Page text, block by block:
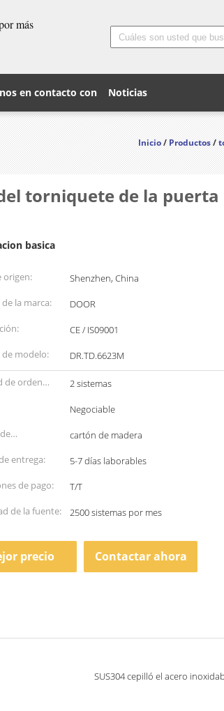
más
en contacto con Noticias
Inicio/Productos/
torniquete de la puerta
basica
origen:
Shenzhen, China
la marca:
DOOR
CE / IS09001
modelo:
DR.TD.6623M
de orden
2 sistemas
Negociable
cartón de madera
entrega:
5-7 días laborables
de pago:
T/T
de la fuente:
2500 sistemas por mes
precio Contactar ahora
SUS304 cepilló el acero